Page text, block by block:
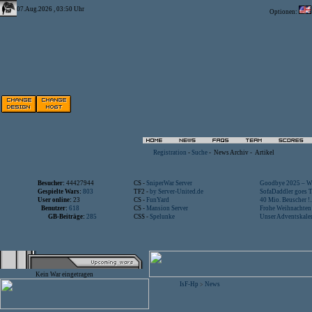
07.Aug.2026 , 03:50 Uhr Optionen:
Registration - Suche - News Archiv - Artikel
Besucher: 44427944 CS - SniperWar Server
Goodbye 2025 –
Gespielte Wars: 803 TF2 - by Server-United.de
SofaDaddler goes
User online: 23 CS - FunYard
40 Mio. Beuscher
Benutzer: 618 CS - Mansion Server
Frohe
GB-Beiträge: 285 CSS - Spelunke Unser
Kein War eingetragen
IsF-Hp > News